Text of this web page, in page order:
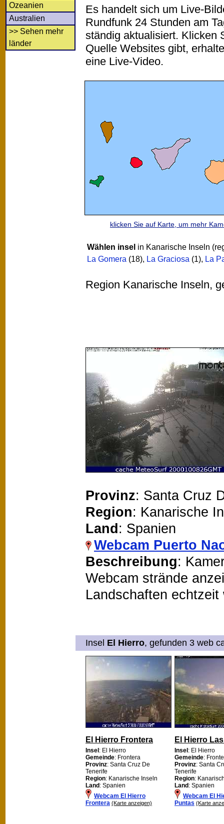
Ozeanien
Australien
>> Sehen mehr
länder
Es handelt sich um Live-
Rundfunk 24 Stunden am
ständig aktualisiert. Klicken
Quelle Websites gibt,
eine Live-Video.
klicken Sie auf Karte, um mehr
Wählen insel in Kanarische Inseln
La Gomera (18), La Graciosa (1), La
Region Kanarische Inseln,
Provinz: Santa Cruz
Region: Kanarische
Land: Spanien
Webcam Puerto
Beschreibung:
Webcam strände
Landschaften echtzeit
Insel El Hierro, gefunden 3 web
El Hierro Frontera
Insel: El Hierro
Gemeinde: Frontera
Provinz: Santa Cruz De
Tenerife
Region: Kanarische Inseln
Land: Spanien
Webcam El Hierro
Frontera (Karte anzeigen)
El Hierro
Insel: El Hierro
Gemeinde:
Provinz: Santa
Tenerife
Region:
Land: Spanien
Webcam El
Puntas (Karte